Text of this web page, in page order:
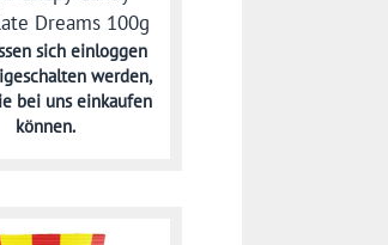
Dreams 100g
sich einloggen
werden,
bei uns einkaufen
können.